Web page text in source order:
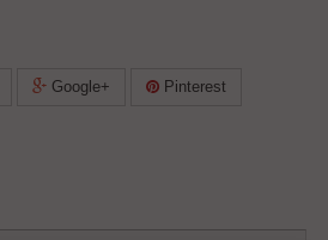
Google+ Pinterest